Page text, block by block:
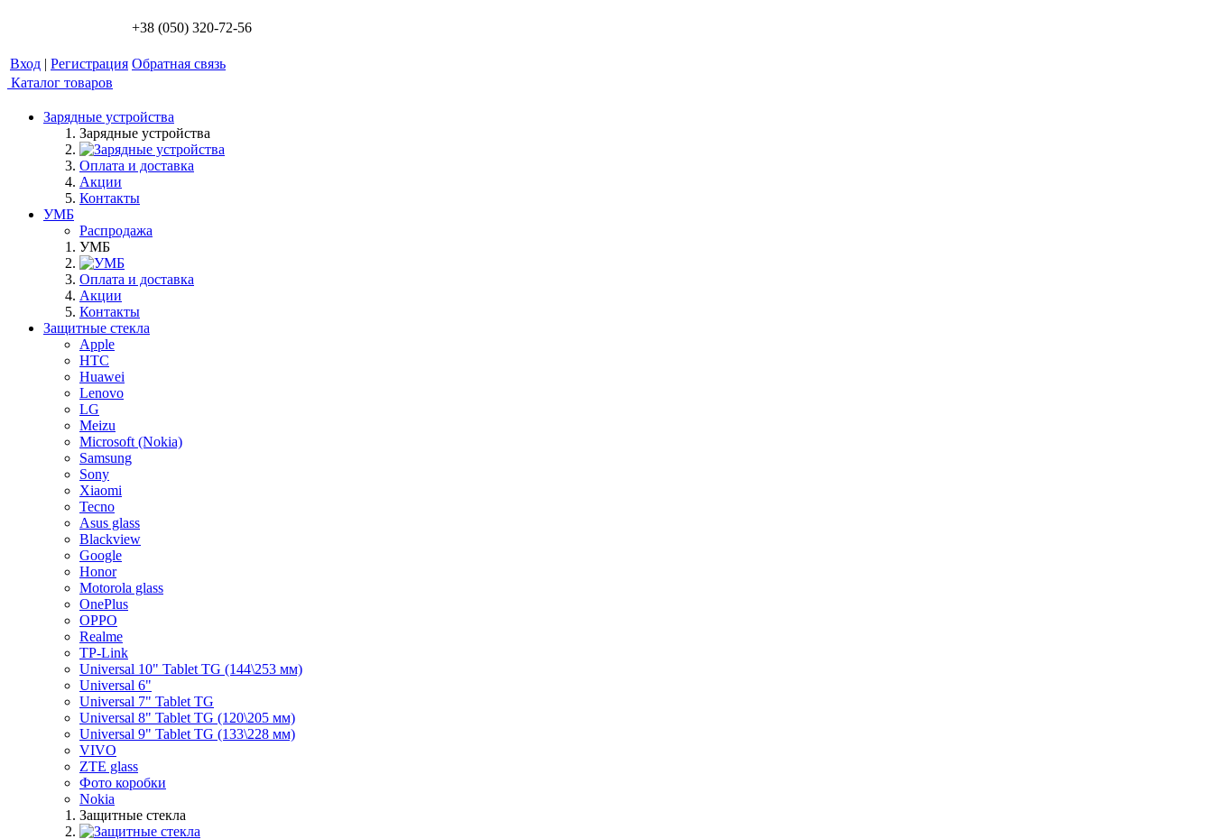
+38 (050) 320-72-56
Вход | Регистрация Обратная связь
Каталог товаров
Зарядные устройства
Зарядные устройства
Оплата и доставка
Акции
Контакты
УМБ
Распродажа
УМБ
Оплата и доставка
Акции
Контакты
Защитные стекла
Apple
HTC
Huawei
Lenovo
LG
Meizu
Microsoft (Nokia)
Samsung
Sony
Xiaomi
Tecno
Asus glass
Blackview
Google
Honor
Motorola glass
OnePlus
OPPO
Realme
TP-Link
Universal 10" Tablet TG (144\253 мм)
Universal 6"
Universal 7" Tablet TG
Universal 8" Tablet TG (120\205 мм)
Universal 9" Tablet TG (133\228 мм)
VIVO
ZTE glass
Фото коробки
Nokia
Защитные стекла